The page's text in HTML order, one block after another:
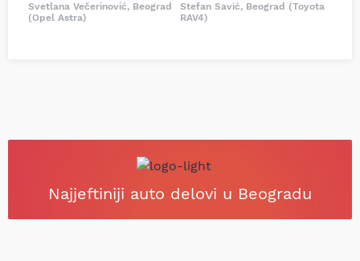
Svetlana Večerinović, Beograd
(Opel Astra)
Stefan Savić, Beograd (Toyota
RAV4)
Najjeftiniji auto delovi u Beogradu